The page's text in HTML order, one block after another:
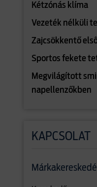
Kétzónás klíma
Vezeték nélküli
Zajcsökkentő
Sportos fekete
Megvilágított
napellenzőkben
KAPCSOLAT